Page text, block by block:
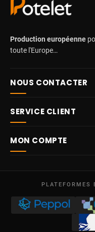
Production européenne
toute l'Europe…
NOUS CONTACTER
Lun – Ven
09:00 – 17:00
TVA BE 0641.740.320 -
SERVICE CLIENT
Livraison
Conditions générales de
Protection des données
MON COMPTE
Mes avoirs
PLATEFORMES